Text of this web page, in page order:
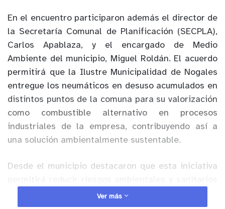
En el encuentro participaron además el director de
la Secretaría Comunal de Planificación (SECPLA),
Carlos Apablaza, y el encargado de Medio
Ambiente del municipio, Miguel Roldán. El acuerdo
permitirá que la Ilustre Municipalidad de Nogales
entregue los neumáticos en desuso acumulados en
distintos puntos de la comuna para su valorización
como combustible alternativo en procesos
industriales de la empresa, contribuyendo así a
una solución ambientalmente sustentable.
Desde el municipio destacaron que esta iniciativa
asociados a la acumulación de neumáticos, como
Ver más